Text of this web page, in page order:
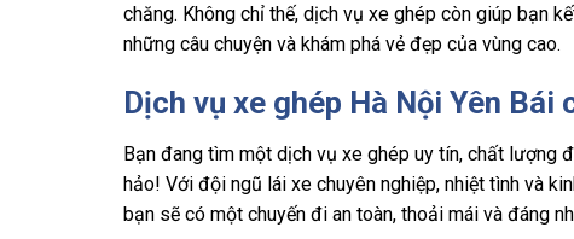
chăng. Không chỉ thế, dịch vụ xe ghép còn giúp bạn
những câu chuyện và khám phá vẻ đẹp của vùng cao.
Dịch vụ xe ghép Hà Nội Yên Bái
Bạn đang tìm một dịch vụ xe ghép uy tín, chất lượng
hảo! Với đội ngũ lái xe chuyên nghiệp, nhiệt tình và
bạn sẽ có một chuyến đi an toàn, thoải mái và đáng